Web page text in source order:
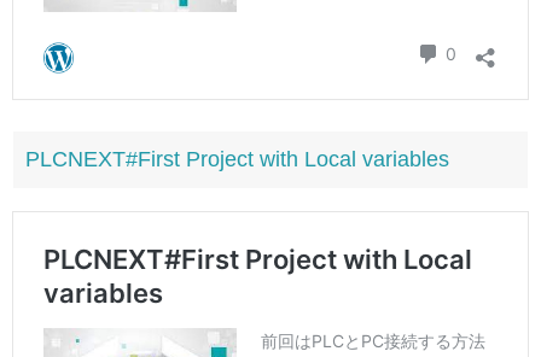
PLCNEXT#First Project with Local variables